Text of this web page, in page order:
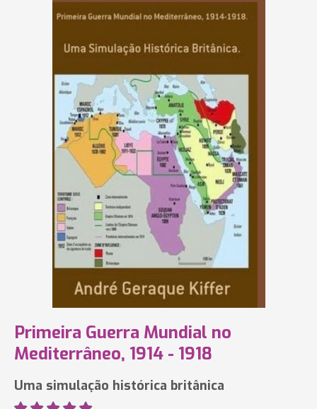
Primeira Guerra Mundial no
Mediterrâneo, 1914 - 1918
Uma simulação histórica britânica